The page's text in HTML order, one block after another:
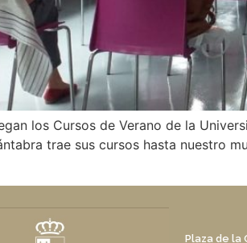
los Cursos de Verano de la
trae sus cursos hasta nuestro
Plaza de la